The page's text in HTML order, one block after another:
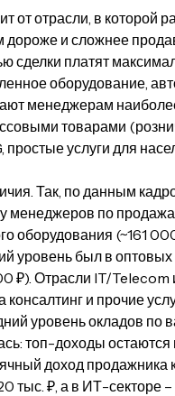
от отрасли, в которой
и сложнее
сделки платят
оборудование,
менеджерам
товарами
услуги для
Так, по данным
менеджеров по
(~161
уровень был в
₽). Отрасли IT/
консалтинг и прочие
уровень окладов по
топ-доходы
доход продажника к
₽, а в ИТ-секторе –